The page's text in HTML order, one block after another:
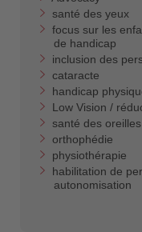
santé des yeux
focus sur les
de handicap
inclusion des
cataracte
handicap
Low Vision /
santé des oreilles
orthophédie
physiothérapie
habilitation de
autonomisation